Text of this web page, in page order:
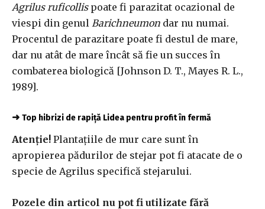
Agrilus ruficollispoate fi parazitat ocazional de
viespi din genul Barichneumon dar nu numai.
Procentul de parazitare poate fi destul de mare,
dar nu atât de mare încât să fie un succes în
combaterea biologică [Johnson D. T., Mayes R. L.,
1989].
➜ Top hibrizi de rapiță Lidea pentru profit în fermă
Atenție! Plantațiile de mur care sunt în
apropierea pădurilor de stejar pot fi atacate de o
specie de Agrilus specifică stejarului.
Pozele din articol nu pot fi utilizate fără